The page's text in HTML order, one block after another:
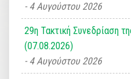
4 Αυγούστου 2026
29η Τακτική Συνεδρίαση
(07.08.2026)
4 Αυγούστου 2026